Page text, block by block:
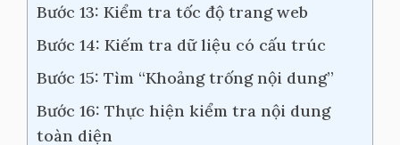
Bước 13: Kiểm tra tốc độ trang web
Bước 14: Kiếm tra dữ liệu có cấu trúc
Bước 15: Tìm “Khoảng trống nội dung”
Bước 16: Thực hiện kiểm tra nội dung
toàn diện